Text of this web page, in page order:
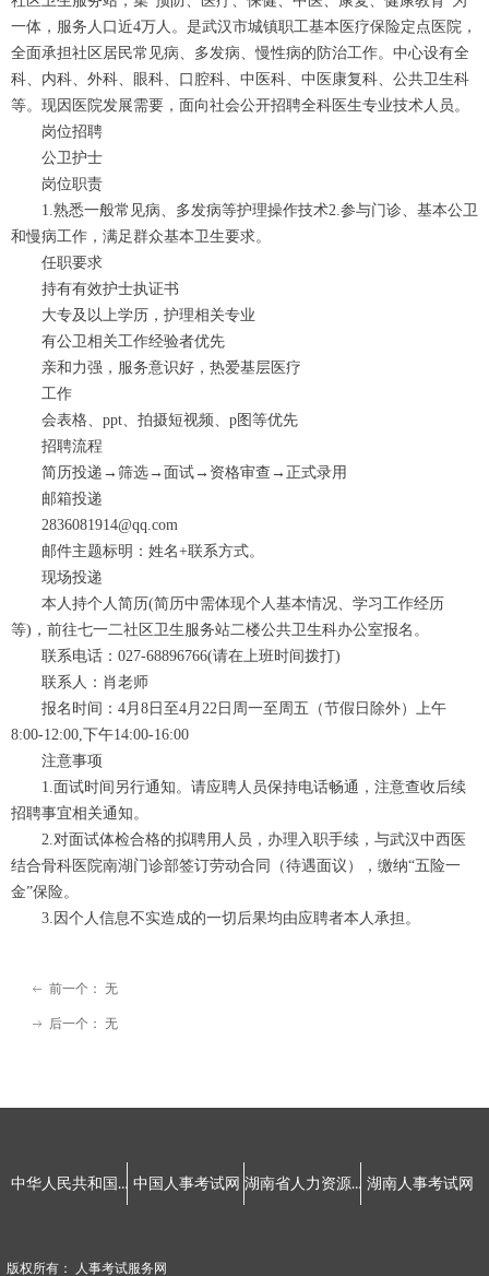
一体，服务人口近4万人。是武汉市城镇职工基本医疗保险定点医院，
全面承担社区居民常见病、多发病、慢性病的防治工作。中心设有全
科、内科、外科、眼科、口腔科、中医科、中医康复科、公共卫生科
等。现因医院发展需要，面向社会公开招聘全科医生专业技术人员。
岗位招聘
公卫护士
岗位职责
1.熟悉一般常见病、多发病等护理操作技术2.参与门诊、基本公卫
和慢病工作，满足群众基本卫生要求。
任职要求
持有有效护士执证书
大专及以上学历，护理相关专业
有公卫相关工作经验者优先
亲和力强，服务意识好，热爱基层医疗
工作
会表格、ppt、拍摄短视频、p图等优先
招聘流程
简历投递→筛选→面试→资格审查→正式录用
邮箱投递
2836081914@qq.com
邮件主题标明：姓名+联系方式。
现场投递
本人持个人简历(简历中需体现个人基本情况、学习工作经历
等)，前往七一二社区卫生服务站二楼公共卫生科办公室报名。
联系电话：027-68896766(请在上班时间拨打)
联系人：肖老师
报名时间：4月8日至4月22日周一至周五（节假日除外）上午
8:00-12:00,下午14:00-16:00
注意事项
1.面试时间另行通知。请应聘人员保持电话畅通，注意查收后续
招聘事宜相关通知。
2.对面试体检合格的拟聘用人员，办理入职手续，与武汉中西医
结合骨科医院南湖门诊部签订劳动合同（待遇面议），缴纳“五险一
金”保险。
3.因个人信息不实造成的一切后果均由应聘者本人承担。
ꂃ 前一个： 无
ꁹ 后一个： 无
版权所有： 人事考试服务网
中华人民共和国人力资源和社会保障部 中国人事考试网 湖南省人力资源和社会保障厅 湖南人事考试网
友情链接：